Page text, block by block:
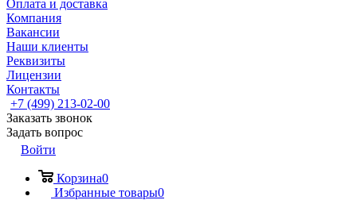
Оплата и доставка
Компания
Вакансии
Наши клиенты
Реквизиты
Лицензии
Контакты
+7 (499) 213-02-00
Заказать звонок
Задать вопрос
Войти
Корзина0
Избранные товары0